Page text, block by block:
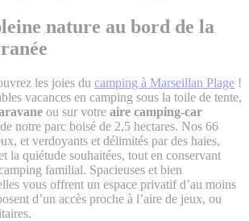
nature au bord de la
les joies du camping à Marseillan Plage !
vacances en camping sous la toile de tente,
ou sur votre aire camping-car
notre parc boisé de 2,5 hectares. Nos 66
et verdoyants et délimités par des haies,
la quiétude souhaitées, tout en conservant
familial. Spacieuses et bien
vous offrent un espace privatif d’au moins
d’un accès proche à l’aire de jeux, ou